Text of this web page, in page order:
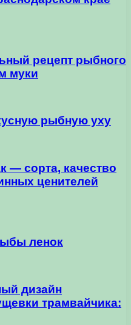
рецепт рыбного
муки
рыбную уху
— сорта, качество
ценителей
ленок
дизайн
трамвайчика: